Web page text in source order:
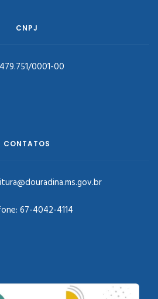
CNPJ
0001-00
CONTATOS
67-4042-4114